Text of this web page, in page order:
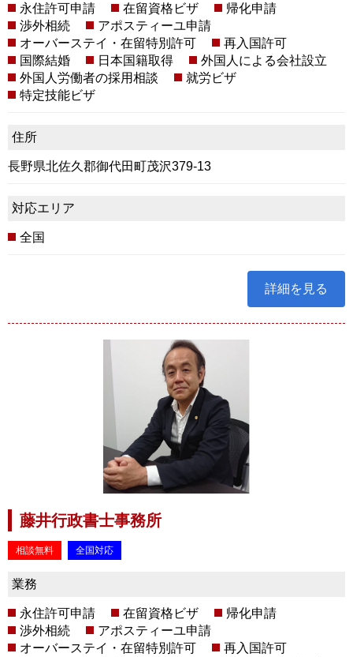
永住許可申請 在留資格ビザ
帰化申請
渉外相続
アポスティーユ申請
オーバーステイ・在留特別許可
再入国許可
国際結婚
日本国籍取得
外国人による会社設立
外国人労働者の採用相談
就労ビザ
特定技能ビザ
住所
長野県北佐久郡御代田町茂沢379-13
対応エリア
全国
詳細を見る
藤井行政書士事務所
相談無料 全国対応
業務
永住許可申請 在留資格ビザ
帰化申請
渉外相続
アポスティーユ申請
オーバーステイ・在留特別許可
再入国許可